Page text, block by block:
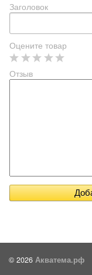
Заголовок
Оцените товар
Отзыв
© 2026 Акватема.рф